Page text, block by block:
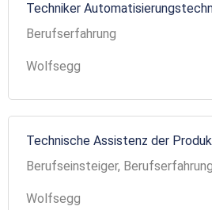
Techniker
Berufserfahrung
Wolfsegg
Technische Assistenz der
Berufseinsteiger, Berufserfahrung
Wolfsegg